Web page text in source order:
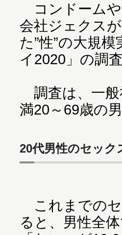
コンドームや
会社ジェクス
た”性”の大規
イ2020」の調
調査は、一般
満20～69歳の
20代男性のセック
これまでのセ
ると、男性全